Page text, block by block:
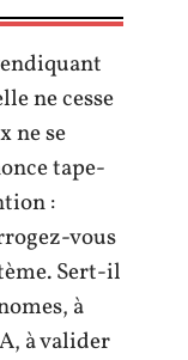
ne cesse
ne se
tape-
:
vous
Sert-il
à
à valider